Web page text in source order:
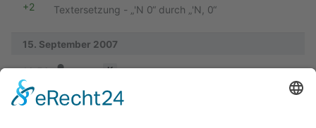
+2 Textersetzung - „'N 0“ durch „'N, 0“
15. September 2007
16:56 Peter K
+112 Keine Bearbeitungszusammenfassung